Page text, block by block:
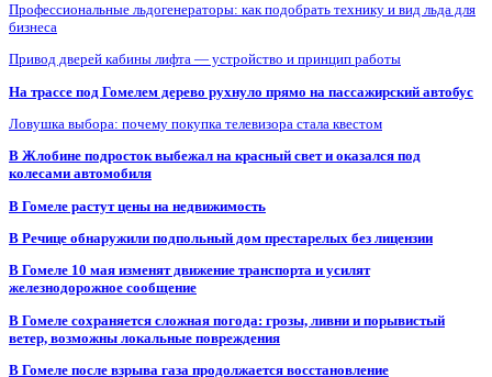
Профессиональные льдогенераторы: как подобрать технику и вид льда для
бизнеса
Привод дверей кабины лифта — устройство и принцип работы
На трассе под Гомелем дерево рухнуло прямо на пассажирский автобус
Ловушка выбора: почему покупка телевизора стала квестом
В Жлобине подросток выбежал на красный свет и оказался под
колесами автомобиля
В Гомеле растут цены на недвижимость
В Речице обнаружили подпольный дом престарелых без лицензии
В Гомеле 10 мая изменят движение транспорта и усилят
железнодорожное сообщение
В Гомеле сохраняется сложная погода: грозы, ливни и порывистый
ветер, возможны локальные повреждения
В Гомеле после взрыва газа продолжается восстановление